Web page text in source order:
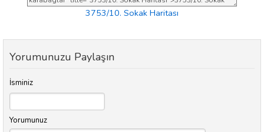
3753/10. Sokak Haritası
Yorumunuzu Paylaşın
İsminiz
Yorumunuz